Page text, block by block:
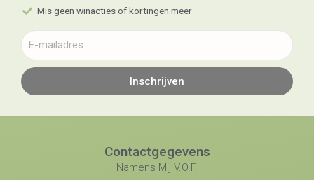
Mis geen winacties of kortingen meer
Inschrijven
Contactgegevens
Namens Mij V.O.F.